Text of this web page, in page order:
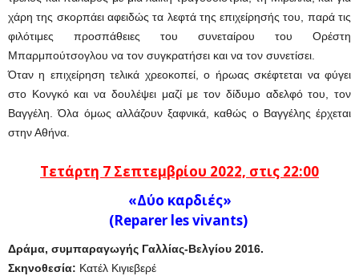
χάρη της σκορπάει αφειδώς τα λεφτά της επιχείρησής του, παρά τις
φιλότιμες προσπάθειες του συνεταίρου του Ορέστη
Μπαρμπούτσογλου να τον συγκρατήσει και να τον συνετίσει.
Όταν η επιχείρηση τελικά χρεοκοπεί, ο ήρωας σκέφτεται να φύγει
στο Κονγκό και να δουλέψει μαζί με τον δίδυμο αδελφό του, τον
Βαγγέλη. Όλα όμως αλλάζουν ξαφνικά, καθώς ο Βαγγέλης έρχεται
στην Αθήνα.
Τετάρτη 7 Σεπτεμβρίου 2022, στις 22:00
«Δύο καρδιές»
(Reparer les vivants)
Δράμα, συμπαραγωγής Γαλλίας-Βελγίου 2016.
Σκηνοθεσία: Κατέλ Κιγιεβερέ